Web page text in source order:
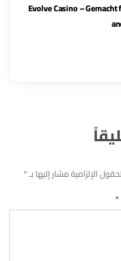
Evolve Casino –
الإلزامية مشار إليها بـ*
*